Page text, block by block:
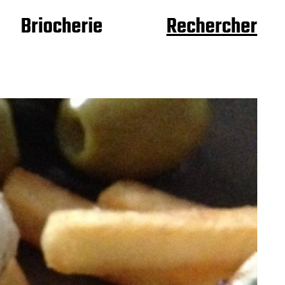
Briocherie
Rechercher